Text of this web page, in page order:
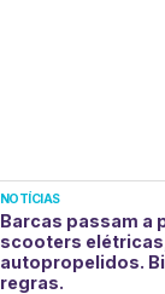
NOTÍCIAS
Barcas passam a
scooters
autopropelidos.
regras.